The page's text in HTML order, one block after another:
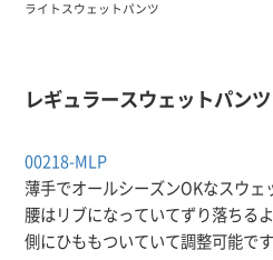
ライトスウェットパンツ
レギュラースウェットパンツ
00218-MLP
薄手でオールシーズンOKなスウェ
腰はリブになっていてずり落ちる
側にひももついていて調整可能です